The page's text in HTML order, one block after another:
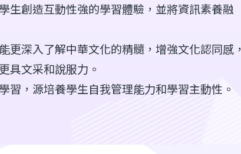
生創造互動性強的學習體驗，並將資訊素養融
更深入了解中華文化的精髓，增強文化認同感，
具文采和說服力。
習，源培養學生自我管理能力和學習主動性。